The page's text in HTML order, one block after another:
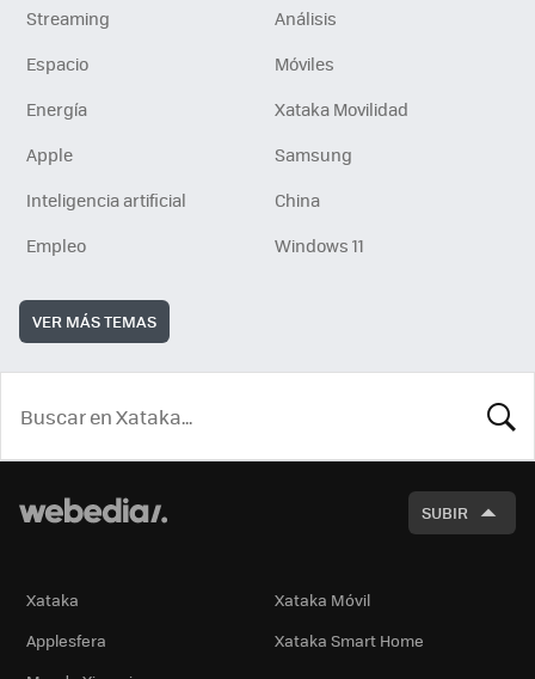
Streaming
Análisis
Espacio
Móviles
Energía
Xataka Movilidad
Apple
Samsung
Inteligencia artificial
China
Empleo
Windows 11
VER MÁS TEMAS
SUBIR
Xataka
Xataka Móvil
Applesfera
Xataka Smart Home